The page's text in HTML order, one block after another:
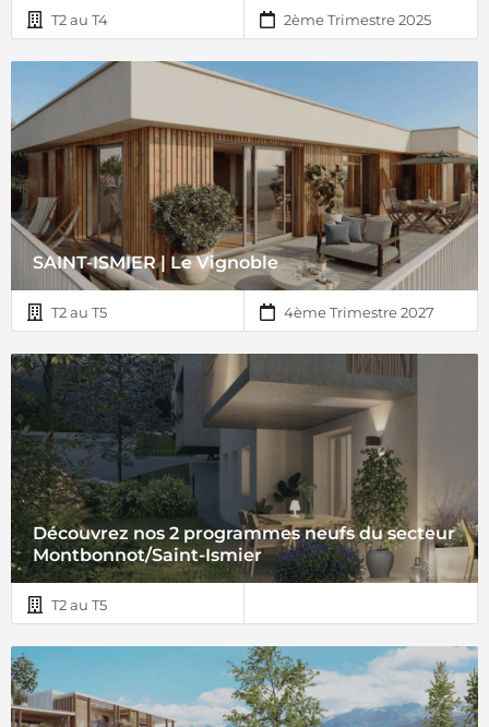
T2 au T4 2ème Trimestre 2025
SAINT-ISMIER | Le Vignoble
T2 au T5 4ème Trimestre 2027
Découvrez nos 2 programmes neufs du secteur
Montbonnot/Saint-Ismier
T2 au T5